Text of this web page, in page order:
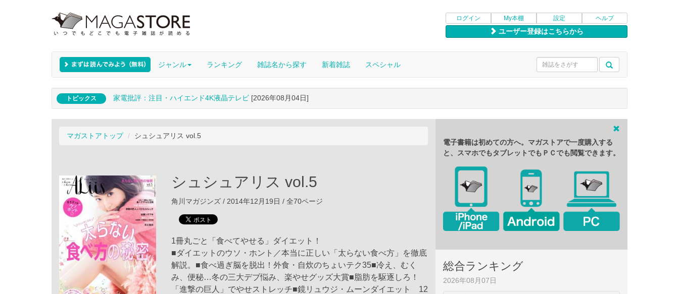
ログイン My本棚 設定 ヘルプ
ユーザー登録はこちらから
ジャンル ランキング 雑誌名から探す 新着雑誌 スペシャル
トピックス 家電批評：注目・ハイエンド4K液晶テレビ [2026年08月04日]
マガストアトップ シュシュアリス vol.5
シュシュアリス vol.5
角川マガジンズ / 2014年12月19日 / 全70ページ
1冊丸ごと「食べてやせる」ダイエット！
■ダイエットのウソ・ホント／本当に正しい「太らない食べ方」を徹底
解説。■食べ過ぎ脳を脱出！外食・自炊のちょいテク35■冷え、むく
み、便秘…冬の三大デブ悩み、楽やせグッズ大賞■脂肪を駆逐しろ！
「進撃の巨人」でやせストレッチ■鏡リュウジ・ムーンダイエット 12
電子書籍は初めての方へ。マガストアで一度購入する
と、スマホでもタブレットでもＰＣでも閲覧できます。
総合ランキング
2026年08月07日